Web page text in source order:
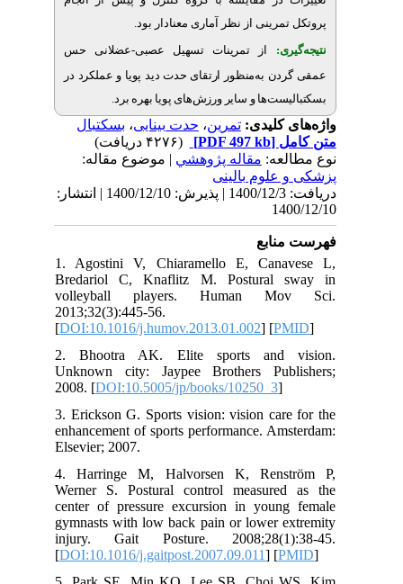
از نظر آماری معنادار بود.
از تمرینات تسهیل عصبی-عضلانی حس
به‌منظور ارتقای حدت دید پویا و عملکرد در
و سایر ورزش‌های پویا بهره برد.
تمرین،حدت بینایی،بسکتبال
(۴۲۷۶ دریافت)
مقاله پژوهشي| موضوع مقاله:
بالینی
دریافت: 1400/12/3 | پذیرش: 1400/12/10 | انتشار:
1. Agostini V, Chiaramello E,
Bredariol C, Knaflitz M. Postural
volleyball players. Human
[DOI:10.1016/j.humov.2013.01.002
2. Bhootra AK. Elite sports
Unknown city: Jaypee Brothers
2008. [DOI:10.5005/jp/books/10250_3
3. Erickson G. Sports vision: vision
enhancement of sports performance.
4. Harringe M, Halvorsen K,
Werner S. Postural control
center of pressure excursion in
gymnasts with low back pain or lower
injury. Gait Posture.
[DOI:10.1016/j.gaitpost.2007.09.011